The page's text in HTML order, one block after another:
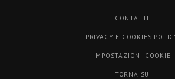
CONTATTI
PRIVACY E COOKIES
IMPOSTAZIONI COOKIE
TORNA SU